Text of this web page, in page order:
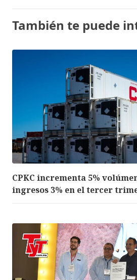
También te puede
CPKC incrementa 5%
ingresos 3% en el tercer